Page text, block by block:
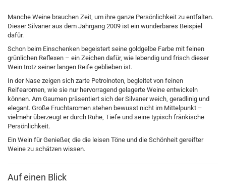
Manche Weine brauchen Zeit, um ihre ganze Persönlichkeit zu entfalten.
Dieser Silvaner aus dem Jahrgang 2009 ist ein wunderbares Beispiel
dafür.
Schon beim Einschenken begeistert seine goldgelbe Farbe mit feinen
grünlichen Reflexen – ein Zeichen dafür, wie lebendig und frisch dieser
Wein trotz seiner langen Reife geblieben ist.
In der Nase zeigen sich zarte Petrolnoten, begleitet von feinen
Reifearomen, wie sie nur hervorragend gelagerte Weine entwickeln
können. Am Gaumen präsentiert sich der Silvaner weich, geradlinig und
elegant. Große Fruchtaromen stehen bewusst nicht im Mittelpunkt –
vielmehr überzeugt er durch Ruhe, Tiefe und seine typisch fränkische
Persönlichkeit.
Ein Wein für Genießer, die die leisen Töne und die Schönheit gereifter
Weine zu schätzen wissen.
Auf einen Blick